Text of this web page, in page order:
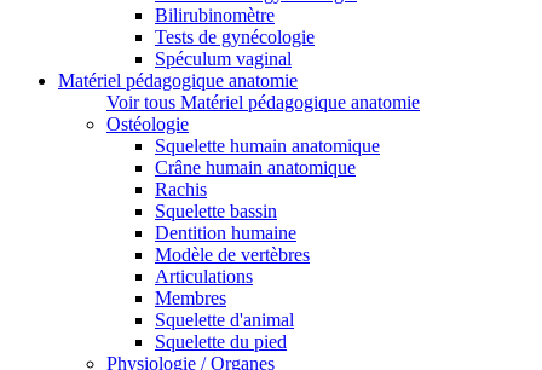
Bilirubinomètre
Tests de gynécologie
Spéculum vaginal
Matériel pédagogique anatomie
Voir tous Matériel pédagogique anatomie
Ostéologie
Squelette humain anatomique
Crâne humain anatomique
Rachis
Squelette bassin
Dentition humaine
Modèle de vertèbres
Articulations
Membres
Squelette d'animal
Squelette du pied
Physiologie / Organes